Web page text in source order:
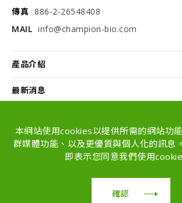
本網站使用cookies以提供所需的網站功
群媒體功能、以及更優質與個人化的訊息
即表示您同意我們使用
確認
傳真 886-2-26548408
MAIL info@champion-bio.com
產品介紹
最新消息
配方和代工
Copyright © Champion Co.,